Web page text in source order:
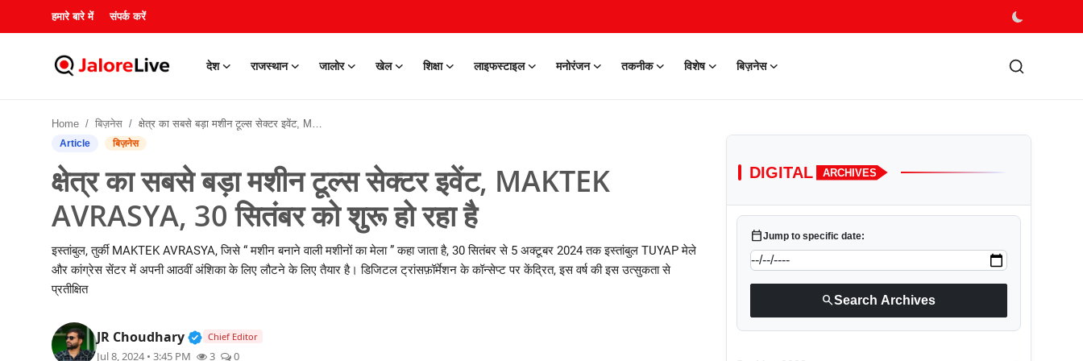
हमारे बारे में संपर्क करें
देश राजस्थान जालोर खेल शिक्षा लाइफस्टाइल मनोरंजन तकनीक विशेष बिज़नेस
राजस्थान
Home बिज़नेस क्षेत्र का सबसे बड़ा मशीन टूल्स सेक्टर इवेंट, MAKTEK AVRASYA, 30 सितंबर को शुरू हो रहा है
Article बिज़नेस
क्षेत्र का सबसे बड़ा मशीन टूल्स सेक्टर इवेंट, MAKTEK
AVRASYA, 30 सितंबर को शुरू हो रहा है
इस्तांबुल, तुर्की MAKTEK AVRASYA, जिसे “ मशीन बनाने वाली मशीनों का मेला ” कहा जाता है, 30 सितंबर से 5 अक्टूबर 2024 तक इस्तांबुल TUYAP मेले
और कांग्रेस सेंटर में अपनी आठवीं अंशिका के लिए लौटने के लिए तैयार है। डिजिटल ट्रांसफ़ॉर्मेशन के कॉन्सेप्ट पर केंद्रित, इस वर्ष की इस उत्सुकता से
प्रतीक्षित
JR Choudhary Verified Public Figure • 30 Mar, 2026
Chief Editor
Jul 8, 2024 • 3:45 PM 3 0
DIGITAL ARCHIVES
calendar_todayJump to specific date:
searchSearch Archives